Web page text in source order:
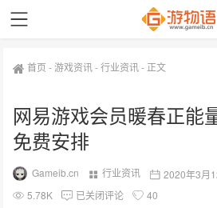
首页 -游戏资讯-行业资讯- 正文
网易游戏会员暖春正能
免费安排
Gameib.cn 行业资讯
2020年3月
5.78K
已关闭评论 40